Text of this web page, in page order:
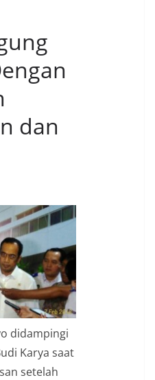
dan
didampingi
Karya saat
setelah